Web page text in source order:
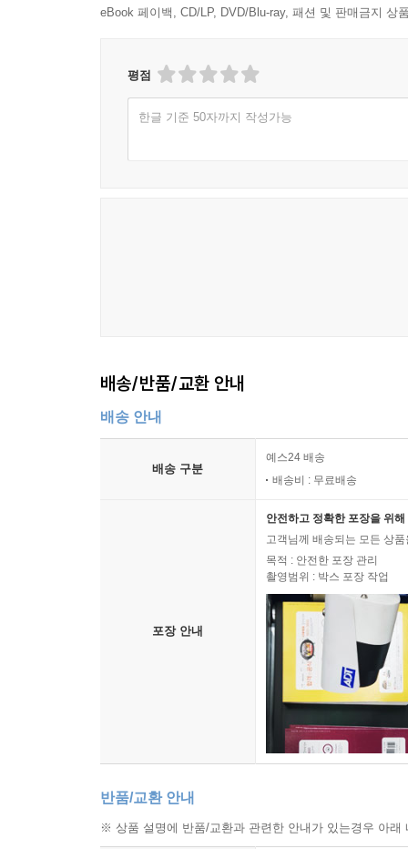
eBook 페이백, CD/LP, DVD/Blu-ray, 패션 및 판매금지 상
평점
한글 기준 50자까지 작성가능
배송/반품/교환 안내
배송 안내
배송 구분
예스24 배송
배송비 : 무료배송
포장 안내
안전하고 정확한 포장을 위
고객님께 배송되는 모든 상
목적 : 안전한 포장 관리
촬영범위 : 박스 포장 작업
반품/교환 안내
※ 상품 설명에 반품/교환과 관련한 안내가 있는경우 아